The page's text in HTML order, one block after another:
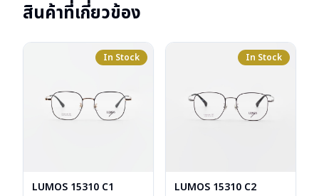
สินค้าที่เกี่ยวข้อง
In Stock
LUMOS 15310 C1
In Stock
LUMOS 15310 C2